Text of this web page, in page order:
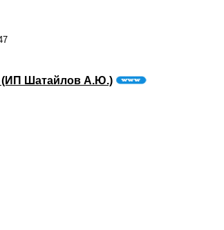
(ИП Шатайлов А.Ю.)